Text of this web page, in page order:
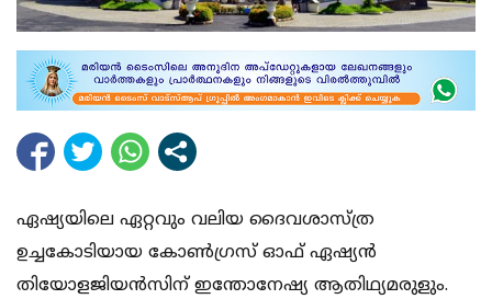
ഏഷ്യയിലെ ഏറ്റവും വലിയ ദൈവശാസ്ത്ര
ഉച്ചകോടിയായ കോണ്‍ഗ്രസ് ഓഫ് ഏഷ്യന്‍
തിയോളജിയന്‍സിന് ഇന്തോനേഷ്യ ആതിഥ്യമരുളും.